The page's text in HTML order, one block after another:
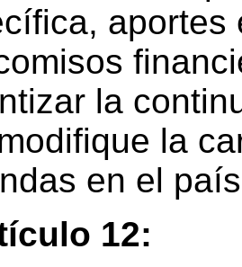
aportes
la
la
en el
12: